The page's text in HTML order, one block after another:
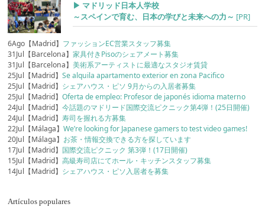
▶︎ マドリッド日本人学校
～スペインで育む、日本の学びと未来への力～ [PR]
6Ago【Madrid】 ファッションEC営業スタッフ募集
31Jul【Barcelona】家具付きPisoのシェアメート募集
31Jul【Barcelona】美術系アーティストに最適なスタジオ賃貸
25Jul【Madrid】Se alquila apartamento exterior en zona Pacifico
25Jul【Madrid】 シェアハウス・ピソ 9月からの入居者募集
25Jul【Madrid】Oferta de empleo: Profesor de japonés idioma materno
24Jul【Madrid】今話題のマドリード国際交流ピクニック第4弾！(25日開催)
24Jul【Madrid】寿司を握れる方募集
22Jul【Málaga】We’re looking for Japanese gamers to test video games!
20Jul【Málaga】 お茶・情報交換できる方を探しています
17Jul【Madrid】 国際交流ピクニック 第3弾！(17日開催)
15Jul【Madrid】高級寿司店にてホール・キッチンスタッフ募集
14Jul【Madrid】 シェアハウス・ピソ入居者を募集
Artículos populares